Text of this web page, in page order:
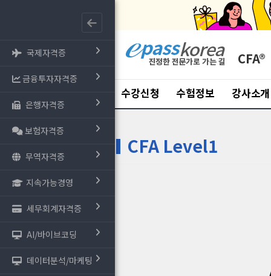
국제자격증
금융투자자격증
은행자격증
보험자격증
무역자격증
지속가능경영
세무회계자격증
AI/바이브코딩
데이터분석/마케팅
CFA®
수강신청 수험정보 강사소개
CFA Level1